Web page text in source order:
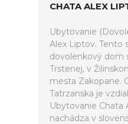
CHATA ALEX
Ubytovanie
Alex Liptov. Tento
dovolenkový dom
Trstenej, v
mesta Zakopane.
Tatrzanska je
Ubytovanie Chata
nachádza v